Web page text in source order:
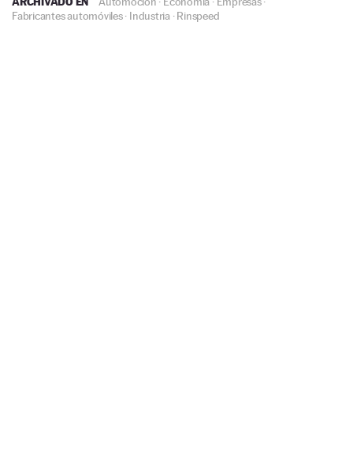
Fabricantes automóviles· Industria·Rinspeed